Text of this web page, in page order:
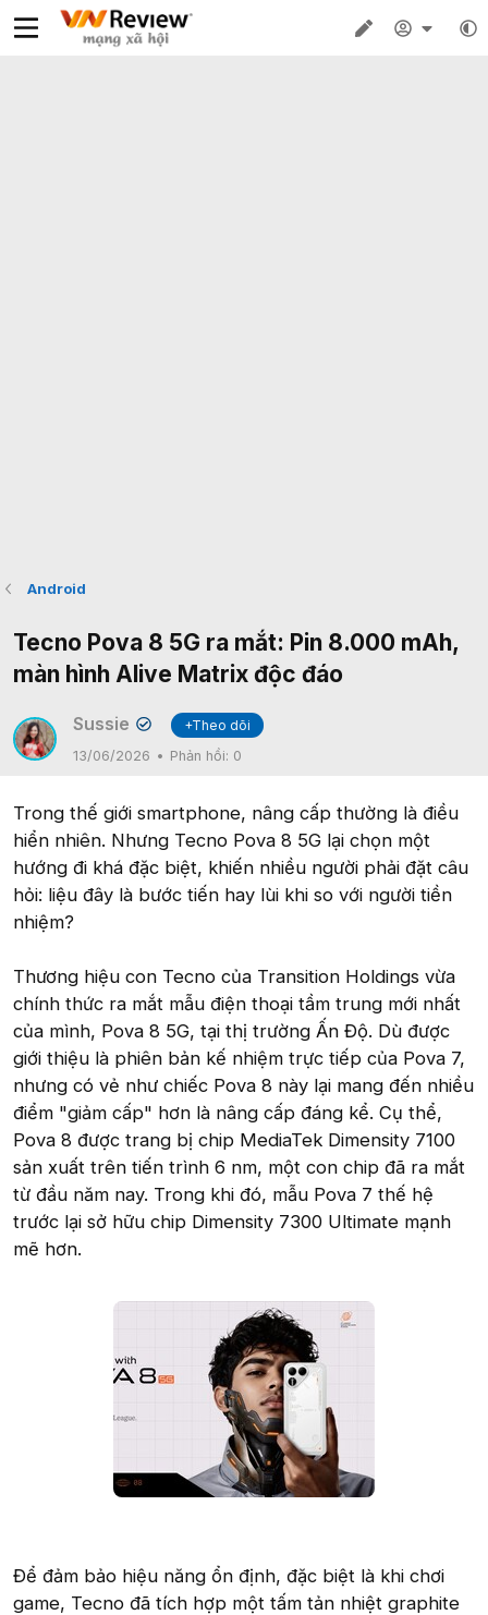
Android
Tecno Pova 8 5G ra mắt: Pin 8.000 mAh,
màn hình Alive Matrix độc đáo
Sussie ✔
+Theo dõi
13/06/2026
Phản hồi: 0
Trong thế giới smartphone, nâng cấp thường là điều
hiển nhiên. Nhưng Tecno Pova 8 5G lại chọn một
hướng đi khá đặc biệt, khiến nhiều người phải đặt câu
hỏi: liệu đây là bước tiến hay lùi khi so với người tiền
nhiệm?
Thương hiệu con Tecno của Transition Holdings vừa
chính thức ra mắt mẫu điện thoại tầm trung mới nhất
của mình, Pova 8 5G, tại thị trường Ấn Độ. Dù được
giới thiệu là phiên bản kế nhiệm trực tiếp của Pova 7,
nhưng có vẻ như chiếc Pova 8 này lại mang đến nhiều
điểm "giảm cấp" hơn là nâng cấp đáng kể. Cụ thể,
Pova 8 được trang bị chip MediaTek Dimensity 7100
sản xuất trên tiến trình 6 nm, một con chip đã ra mắt
từ đầu năm nay. Trong khi đó, mẫu Pova 7 thế hệ
trước lại sở hữu chip Dimensity 7300 Ultimate mạnh
mẽ hơn.
Để đảm bảo hiệu năng ổn định, đặc biệt là khi chơi
game, Tecno đã tích hợp một tấm tản nhiệt graphite